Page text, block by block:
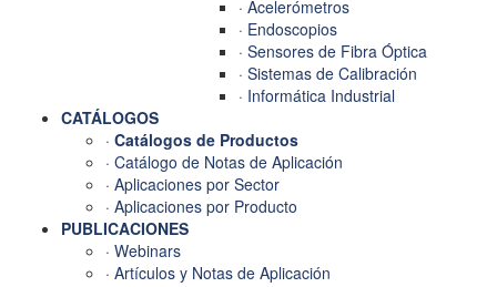
· Acelerómetros
· Endoscopios
· Sensores de Fibra Óptica
· Sistemas de Calibración
· Informática Industrial
CATÁLOGOS
· Catálogos de Productos
· Catálogo de Notas de Aplicación
· Aplicaciones por Sector
· Aplicaciones por Producto
PUBLICACIONES
· Webinars
· Artículos y Notas de Aplicación